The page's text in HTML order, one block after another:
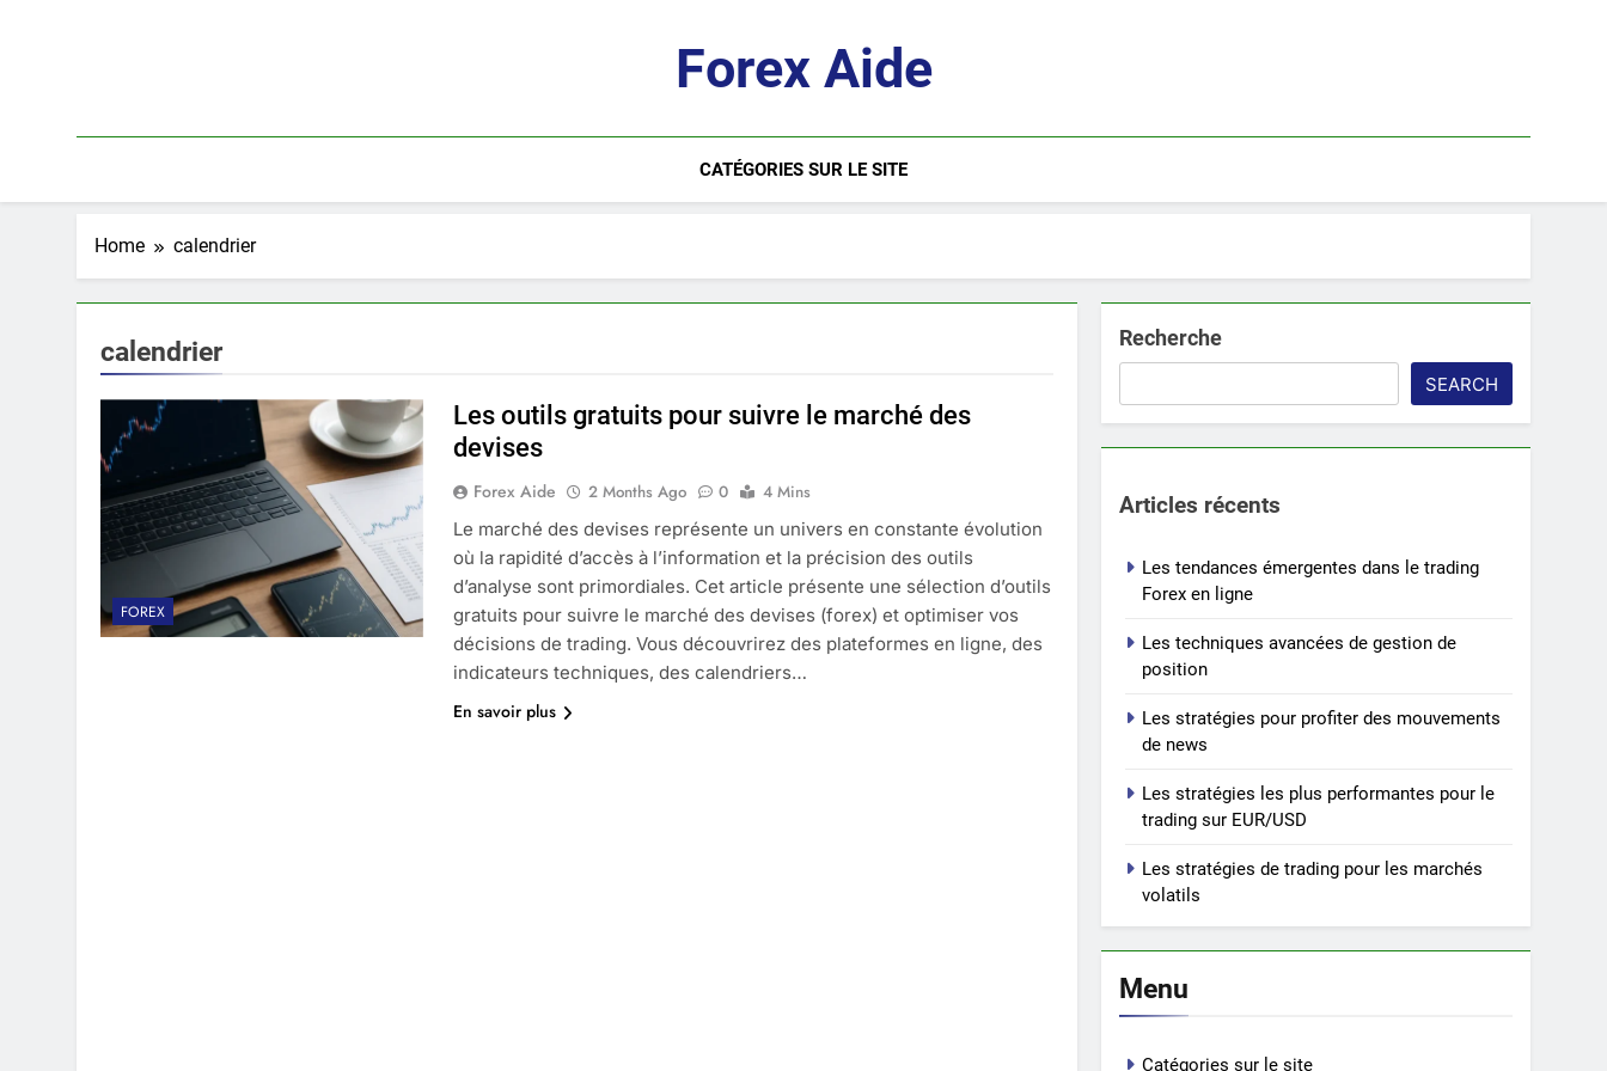
Forex Aide
CATÉGORIES SUR LE SITE
Home calendrier
calendrier
FOREX
Les outils gratuits pour suivre le marché des
devises
Forex Aide 2 Months Ago 0
4 Mins
Le marché des devises représente un univers en constante évolution
où la rapidité d’accès à l’information et la précision des outils
d’analyse sont primordiales. Cet article présente une sélection d’outils
gratuits pour suivre le marché des devises (forex) et optimiser vos
décisions de trading. Vous découvrirez des plateformes en ligne, des
indicateurs techniques, des calendriers…
En savoir plus
Recherche
SEARCH
Articles récents
Les tendances émergentes dans le trading
Forex en ligne
Les techniques avancées de gestion de
position
Les stratégies pour profiter des mouvements
de news
Les stratégies les plus performantes pour le
trading sur EUR/USD
Les stratégies de trading pour les marchés
volatils
Menu
Catégories sur le site